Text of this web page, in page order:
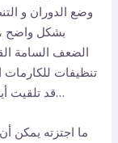
وضع الدوران و
بشكل واضح ،
الضعف السامة
تنظيفات
قد تلقيت أيضا ترميزات نورانية جديدة يتم دمجها لعدة أيام…
ما اجتزته يمكن